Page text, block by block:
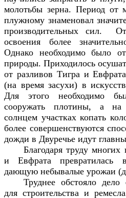
молотьбы зерна. Период от
плужному знаменовал
производительных сил.
освоения более
Однако необходимо было
природы. Приходилось
от разливов Тигра и
(на время засухи) в
Для этого необходимо
сооружать плотины, а на
солнцем участках копать
более совершенствуются
дожди в Двуречье идут
Благодаря труду
и Евфрата превратилась
дающую небывалые урожаи
Труднее обстояло
для строительства и